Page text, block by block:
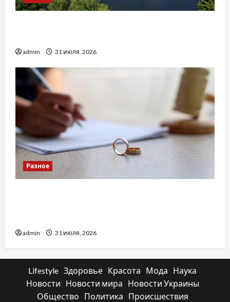
admin 31 июля, 2026
Разное
admin 31 июля, 2026
Lifestyle Здоровье Красота Мода
Наука
Новости
Новости мира
Новости Украины
Общество
Политика
Происшествия